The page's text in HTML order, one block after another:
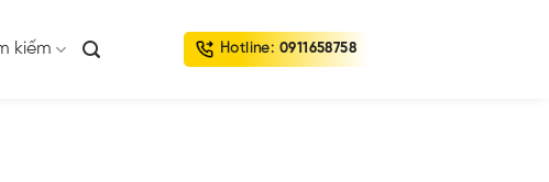
kiếm Hotline: 0911658758